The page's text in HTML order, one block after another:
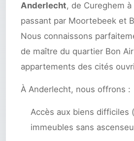
Anderlecht, de Cureghem
passant par Moortebeek et
Nous connaissons
de maître du quartier Bon
appartements des cités
À Anderlecht, nous offrons :
Accès aux biens difficiles
immeubles sans